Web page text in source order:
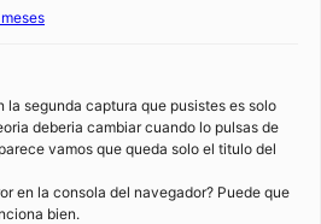
la segunda captura que pusistes es solo
deberia cambiar cuando lo pulsas de
vamos que queda solo el titulo del
en la consola del navegador? Puede que
bien.